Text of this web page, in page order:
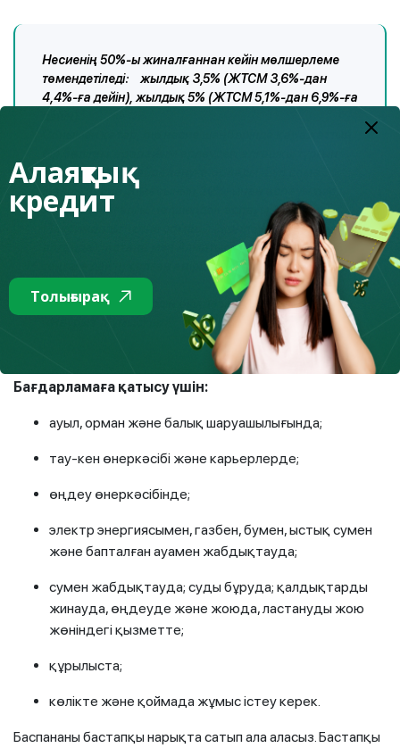
Несиенің 50%-ы жиналғаннан кейін мөлшерлеме
төмендетіледі: жылдық 3,5% (ЖТСМ 3,6%-дан
4,4%-ға дейін), жылдық 5% (ЖТСМ 5,1%-дан 6,9%-ға
үйді жөндеуге пайдалануға болады. Бұл сома
жалпы несие сомасының 20%-ынан аспауы тиіс,
бірақ ең жоғарғы мөлшерден аспауы қажет.
Максималды несие сомасы (жөндеу ақшасын қоса
алғанда): Астана мен Алматыда – 36 миллион
теңгеге дейін; қалған өңірлерде – 30 миллион
Жұмысшы кәсіптердің өкілдеріне арналған
Бағдарламаға қатысу үшін:
ауыл, орман және балық шаруашылығында;
тау-кен өнеркәсібі және карьерлерде;
өңдеу өнеркәсібінде;
электр энергиясымен, газбен, бумен, ыстық сумен
және бапталған ауамен жабдықтауда;
сумен жабдықтауда; суды бұруда; қалдықтарды
жинауда, өңдеуде және жоюда, ластануды жою
жөніндегі қызметте;
құрылыста;
көлікте және қоймада жұмыс істеу керек.
Баспананы бастапқы нарықта сатып ала аласыз. Бастапқы
Алаяқтық
кредит
Толығырақ